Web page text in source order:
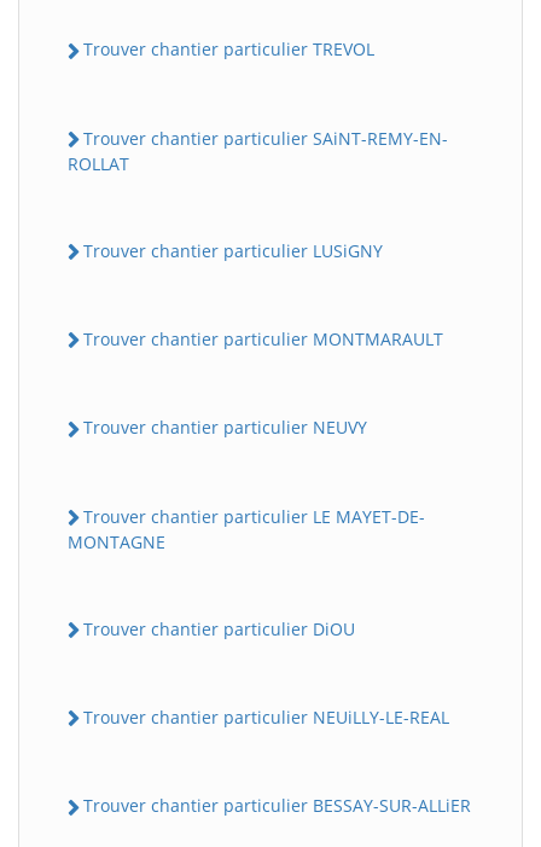
Trouver chantier particulier TREVOL
Trouver chantier particulier SAiNT-REMY-EN-
ROLLAT
Trouver chantier particulier LUSiGNY
Trouver chantier particulier MONTMARAULT
Trouver chantier particulier NEUVY
Trouver chantier particulier LE MAYET-DE-
MONTAGNE
Trouver chantier particulier DiOU
Trouver chantier particulier NEUiLLY-LE-REAL
Trouver chantier particulier BESSAY-SUR-ALLiER